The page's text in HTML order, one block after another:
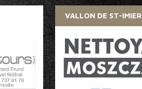
VALLON DE ST-IMIER